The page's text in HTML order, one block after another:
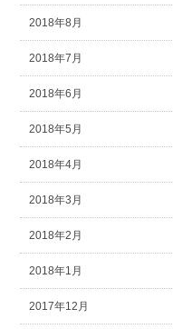
2018年8月
2018年7月
2018年6月
2018年5月
2018年4月
2018年3月
2018年2月
2018年1月
2017年12月